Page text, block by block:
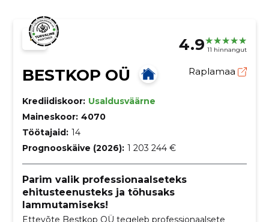
4.9 11 hinnangut
BESTKOP OÜ Raplamaa
Krediidiskoor: Usaldusväärne
Maineskoor: 4070
Töötajaid: 14
Prognooskäive (2026): 1 203 244 €
Parim valik professionaalseteks
ehitusteenusteks ja tõhusaks
lammutamiseks!
Ettevõte Bestkop OÜ tegeleb professionaalsete